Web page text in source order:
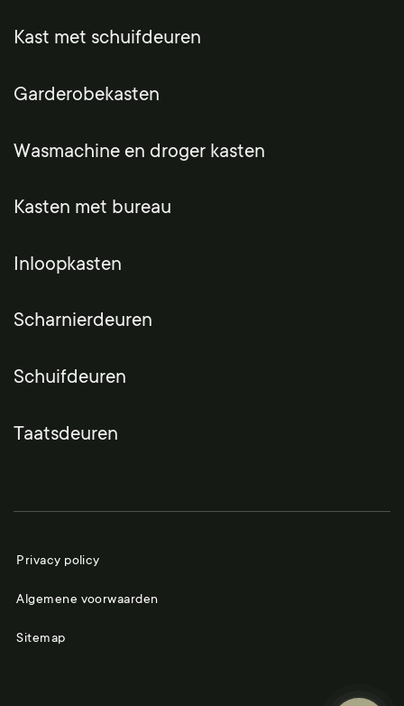
Kast met schuifdeuren
Garderobekasten
Wasmachine en droger kasten
Kasten met bureau
Inloopkasten
Scharnierdeuren
Schuifdeuren
Taatsdeuren
Privacy policy
Algemene voorwaarden
Sitemap